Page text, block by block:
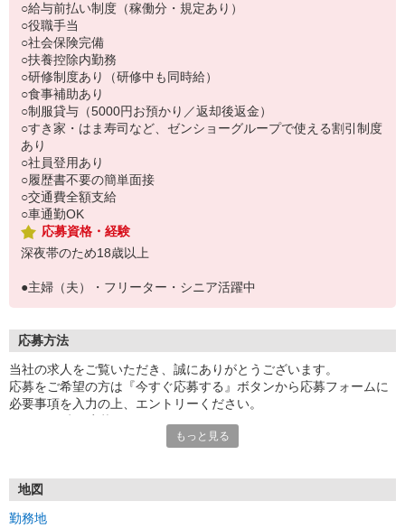
○給与前払い制度（稼働分・規定あり）
○役職手当
○社会保険完備
○扶養控除内勤務
○研修制度あり（研修中も同時給）
○食事補助あり
○制服貸与（5000円お預かり／返却後返金）
○すき家・はま寿司など、ゼンショーグループで使える割引制度
あり
○社員登用あり
○履歴書不要の簡単面接
○交通費全額支給
○車通勤OK
応募資格・経験
深夜帯のため18歳以上
●主婦（夫）・フリーター・シニア活躍中
応募方法
当社の求人をご覧いただき、誠にありがとうございます。
応募をご希望の方は『今すぐ応募する』ボタンから応募フォームに
必要事項を入力の上、エントリーください。
号」など
もっと見る
地図
勤務地